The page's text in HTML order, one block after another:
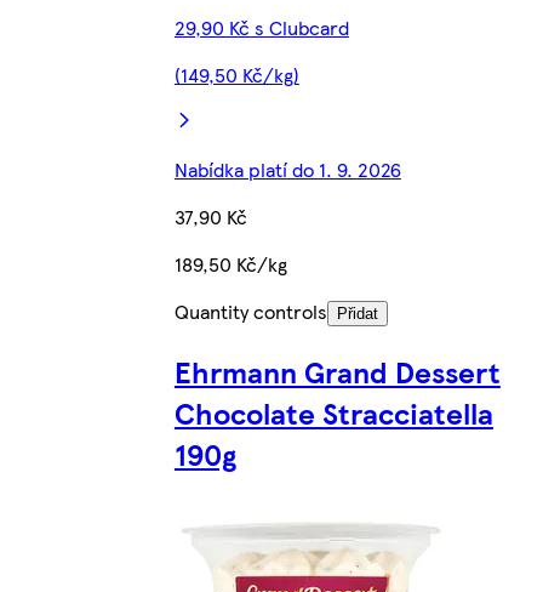
29,90 Kč s Clubcard
(149,50 Kč/kg)
Nabídka platí do 1. 9. 2026
37,90 Kč
189,50 Kč/kg
Quantity controls
Přidat
Ehrmann Grand Dessert
Chocolate Stracciatella
190g